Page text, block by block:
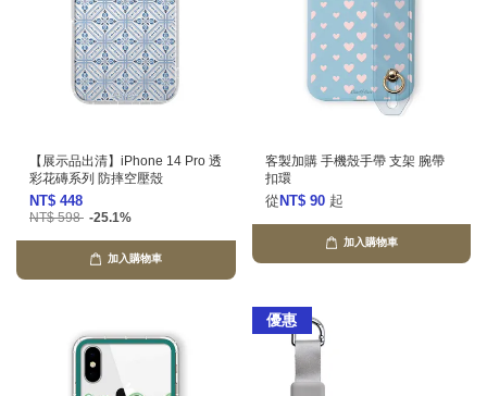
【展示品出清】iPhone 14 Pro 透
彩花磚系列 防摔空壓殼
NT$ 448
NT$ 598 -25.1%
加入購物車
客製加購 手機殼手帶 支架 腕帶
扣環
從 NT$ 90 起
加入購物車
優惠